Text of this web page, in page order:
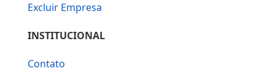
Excluir Empresa
INSTITUCIONAL
Contato